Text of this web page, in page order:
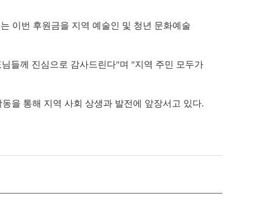
이번 후원금을 지역 예술인 및 청년 문화예술
들께 진심으로 감사드린다"며 "지역 주민 모두가
을 통해 지역 사회 상생과 발전에 앞장서고 있다.